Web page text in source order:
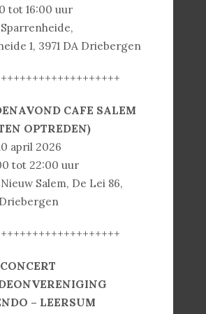
tot 16:00 uur
1, 3971 DA Driebergen
CAFE SALEM
OPTREDEN)
april 2026
tot 22:00 uur
Salem, De Lei 86,
Driebergen
– LEERSUM